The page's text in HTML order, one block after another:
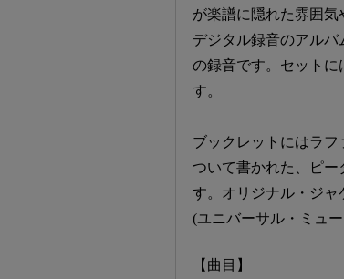
が楽譜に隠れた雰囲
デジタル録音のアル
の録音です。セットに
す。
ブックレットにはラ
ついて書かれた、ピー
す。オリジナル・ジャ
(ユニバーサル・ミュ
【曲目】